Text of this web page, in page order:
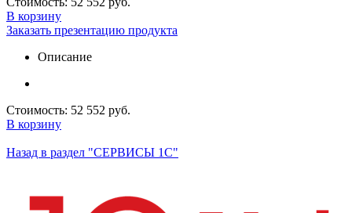
В корзину
Заказать презентацию продукта
Описание
Стоимость: 52 552 руб.
В корзину
Назад в раздел "СЕРВИСЫ 1С"